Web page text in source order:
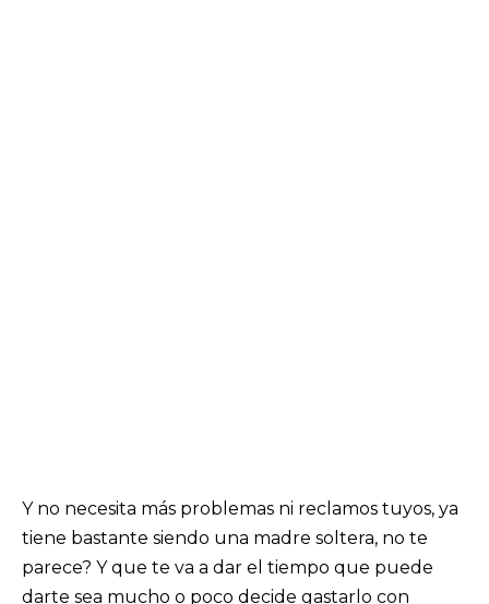
Y no necesita más problemas ni reclamos tuyos, ya
tiene bastante siendo una madre soltera, no te
parece? Y que te va a dar el tiempo que puede
darte sea mucho o poco decide gastarlo con